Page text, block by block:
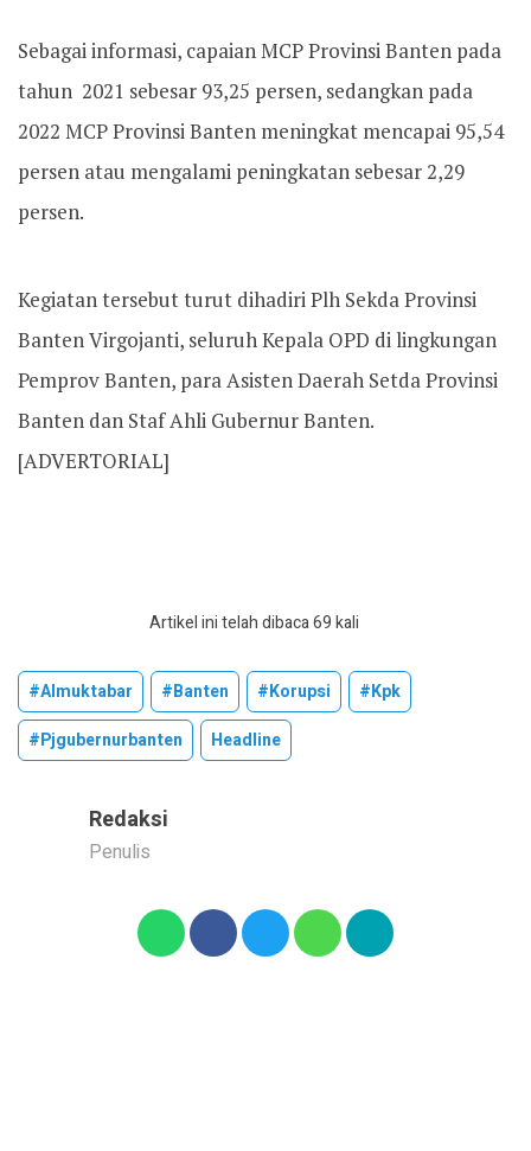
Sebagai informasi, capaian MCP Provinsi Banten pada
tahun 2021 sebesar 93,25 persen, sedangkan pada
2022 MCP Provinsi Banten meningkat mencapai 95,54
persen atau mengalami peningkatan sebesar 2,29
persen.
Kegiatan tersebut turut dihadiri Plh Sekda Provinsi
Banten Virgojanti, seluruh Kepala OPD di lingkungan
Pemprov Banten, para Asisten Daerah Setda Provinsi
Banten dan Staf Ahli Gubernur Banten.
[ADVERTORIAL]
Artikel ini telah dibaca 69 kali
#almuktabar #banten #korupsi
#kpk
#pjgubernurbanten
Headline
Redaksi
Penulis